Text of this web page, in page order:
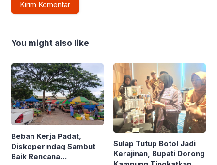
You might also like
Beban Kerja Padat,
Diskoperindag Sambut
Baik Rencana
Sulap Tutup Botol Jadi
Kerajinan, Bupati Dorong